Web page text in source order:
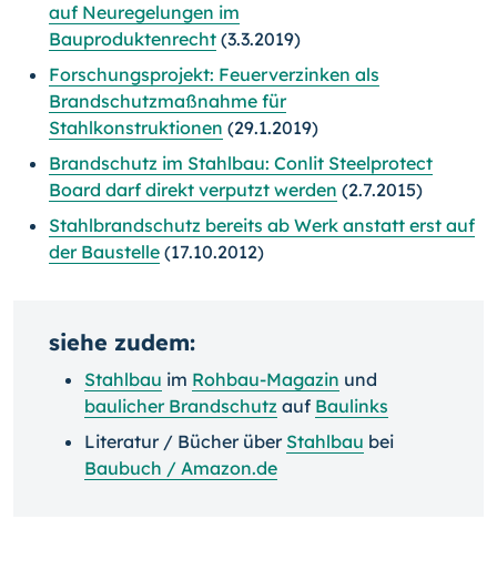
auf Neuregelungen im
Bauproduktenrecht (3.3.2019)
Forschungsprojekt: Feuerverzinken als
Brandschutzmaßnahme für
Stahlkonstruktionen (29.1.2019)
Brandschutz im Stahlbau: Conlit Steelprotect
Board darf direkt verputzt werden (2.7.2015)
Stahlbrandschutz bereits ab Werk anstatt erst auf
der Baustelle (17.10.2012)
siehe zudem:
Stahlbau im Rohbau-Magazin und
baulicher Brandschutz auf Baulinks
Literatur / Bücher über Stahlbau bei
Baubuch / Amazon.de